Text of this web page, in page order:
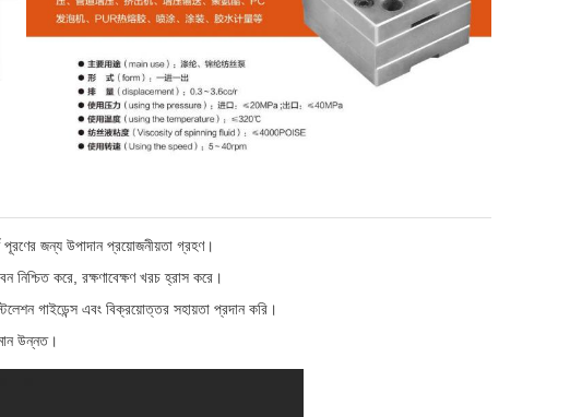
পূরণের জন্য উপাদান প্রয়োজনীয়তা গ্রহণ।
নিশ্চিত করে, রক্ষণাবেক্ষণ খরচ হ্রাস করে।
গাইডেন্স এবং বিক্রয়োত্তর সহায়তা প্রদান করি।
উন্নত।